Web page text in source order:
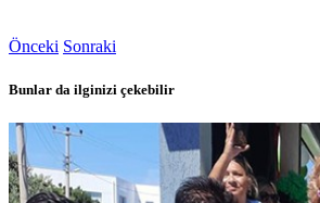
Önceki Sonraki
Bunlar da ilginizi çekebilir